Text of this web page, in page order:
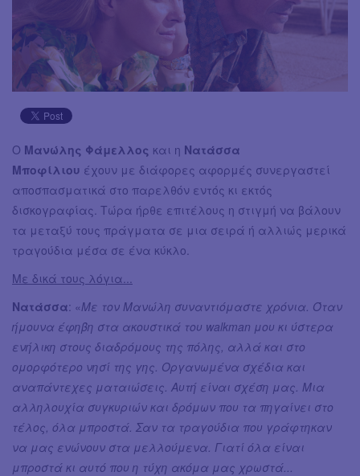
Ο Μανώλης Φάμελλος και η Νατάσσα
Μποφίλιου έχουν με διάφορες αφορμές συνεργαστεί
αποσπασματικά στο παρελθόν εντός κι εκτός
δισκογραφίας. Τώρα ήρθε επιτέλους η στιγμή να βάλουν
τα μεταξύ τους πράγματα σε μια σειρά ή αλλιώς μερικά
τραγούδια μέσα σε ένα κύκλο.
Με δικά τους λόγια...
Νατάσσα: «Με τον Μανώλη συναντιόμαστε χρόνια. Όταν
ήμουνα έφηβη στα ακουστικά του walkman μου κι ύστερα
ενήλικη στους διαδρόμους της πόλης, αλλά και στο
ομορφότερο νησί της γης. Οργανωμένα σχέδια και
αναπάντεχες ματαιώσεις. Αυτή είναι σχέση μας. Μια
αλληλουχία συγκυριών και δρόμων που τα πηγαίνει στο
τέλος, όλα μπροστά. Σαν τα τραγούδια που γράφτηκαν
να μας ενώνουν στα μελλούμενα. Γιατί όλα είναι
μπροστά κι αυτό που η τύχη ακόμα μας χρωστά...